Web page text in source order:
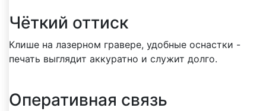
Чёткий оттиск
Клише на лазерном гравере, удобные оснастки -
печать выглядит аккуратно и служит долго.
Оперативная связь